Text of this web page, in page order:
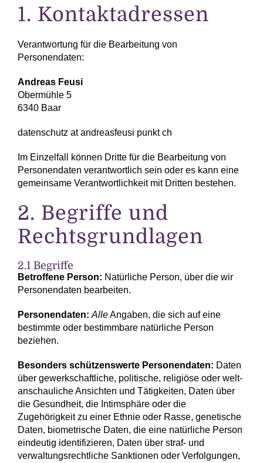
1. Kontakt­adressen
Verantwortung für die Bearbeitung von
Personendaten:
Andreas Feusi
Obermühle 5
6340 Baar
datenschutz at andreasfeusi punkt ch
Im Einzelfall können Dritte für die Bearbeitung von
Personendaten verantwortlich sein oder es kann eine
gemeinsame Verantwortlichkeit mit Dritten bestehen.
2. Begriffe und
Rechts­grundlagen
2.1 Begriffe
Betroffene Person: Natürliche Person, über die wir
Personen­daten bearbeiten.
Personen­daten: AlleAngaben, die sich auf eine
bestimmte oder bestimmbare natürliche Person
beziehen.
Besonders schützenswerte Personen­daten: Daten
über gewerk­schaftliche, politische, religiöse oder welt­
anschauliche Ansichten und Tätigkeiten, Daten über
die Gesund­heit, die Intim­sphäre oder die
Zugehörigkeit zu einer Ethnie oder Rasse, genetische
Daten, biometrische Daten, die eine natürliche Person
eindeutig identifizieren, Daten über straf- und
verwaltungs­rechtliche Sanktionen oder Verfolgungen,